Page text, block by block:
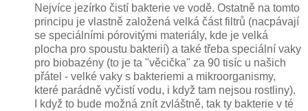
Nejvíce jezírko čistí bakterie ve vodě. Ostatně na tomto
principu je vlastně založená velká část filtrů (nacpávají
se speciálními pórovitými materiály, kde je velká
plocha pro spoustu bakterií) a také třeba speciální vaky
pro biobazény (to je ta "věcička" za 90 tisíc u našich
přátel - velké vaky s bakteriemi a mikroorganismy,
které parádně vyčistí vodu, i když tam nejsou rostliny).
I když to bude možná znít zvláštně, tak ty bakterie v té